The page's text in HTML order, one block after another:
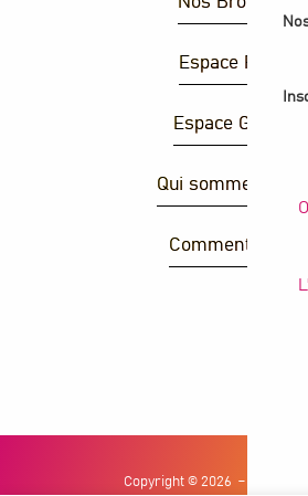
Espace Presse
Espace Groupes
Qui sommes-nous
Comment venir ?
Copyright © 2026